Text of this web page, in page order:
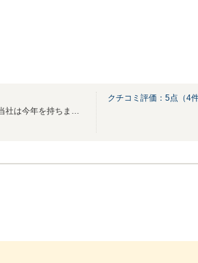
”継続は力なり”・・・お陰さまで当社は今年を持ちまして創業３５年となりました。
クチコミ評価： 5点（4